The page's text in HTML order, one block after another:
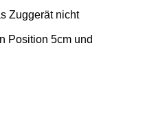
Zuggerät nicht
Position 5cm und